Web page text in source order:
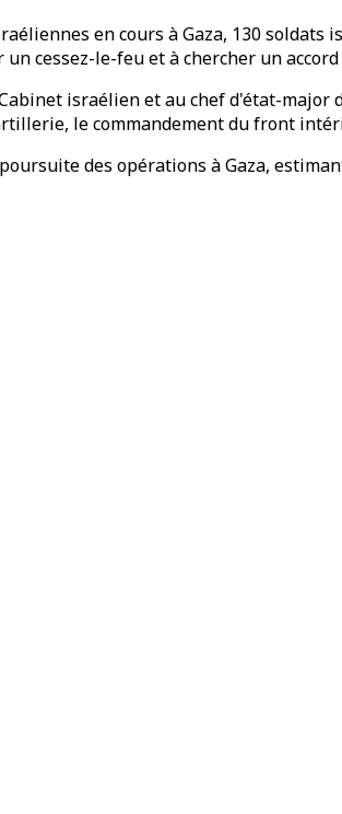
en cours à Gaza, 130
cessez-le-feu et à chercher un
israélien et au chef d'état-
le commandement du front
des opérations à Gaza,